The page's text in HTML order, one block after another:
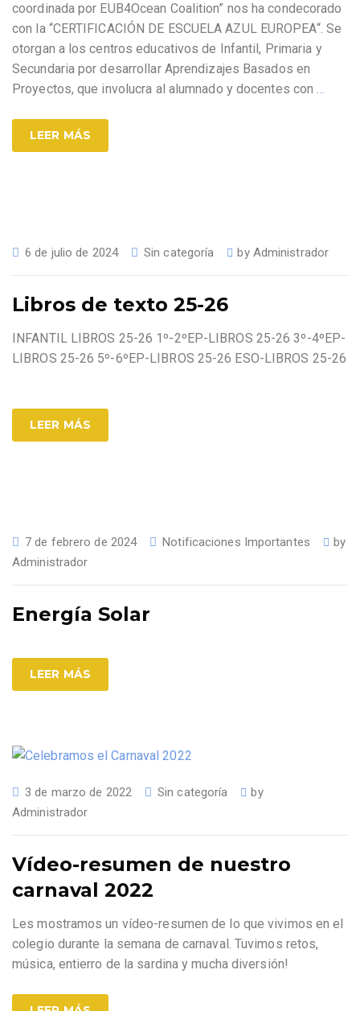
coordinada por EUB4Ocean Coalition” nos ha condecorado
con la “CERTIFICACIÓN DE ESCUELA AZUL EUROPEA“. Se
otorgan a los centros educativos de Infantil, Primaria y
Secundaria por desarrollar Aprendizajes Basados en
Proyectos, que involucra al alumnado y docentes con…
LEER MÁS
6 de julio de 2024 Sin categoría by Administrador
Libros de texto 25-26
INFANTIL LIBROS 25-26 1º-2ºEP-LIBROS 25-26 3º-4ºEP-
LIBROS 25-26 5º-6ºEP-LIBROS 25-26 ESO-LIBROS 25-26
LEER MÁS
7 de febrero de 2024 Notificaciones Importantes
by
Administrador
Energía Solar
LEER MÁS
3 de marzo de 2022 Sin categoría
by
Administrador
Vídeo-resumen de nuestro
carnaval 2022
Les mostramos un vídeo-resumen de lo que vivimos en el
colegio durante la semana de carnaval. Tuvimos retos,
música, entierro de la sardina y mucha diversión!